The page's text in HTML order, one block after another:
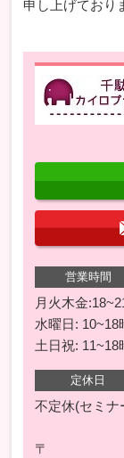
申し上げており
営業時間
月火木金
水曜日: 10~18
土日祝: 11~18
定休日
不定休(セミナ
〒